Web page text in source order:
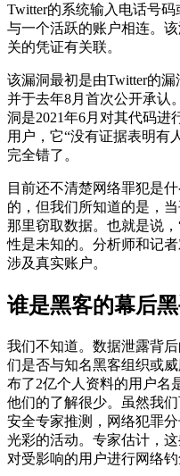
Twitter的系统输入电话号
与一个活跃的账户相连。
关的凭证有关联。
该漏洞最初是由Twitter的漏
并于去年8月首次公开承认
洞是2021年6月对其代码进
用户，它“没有证据表明有
完全错了。
目前还不清楚网络罪犯是
的，但我们所知道的是，
那里窃取数据。也就是说，
性是未知的。分析师和记
涉及真实账户。
谁是黑客的幕后黑
我们不知道。数据泄露背
们是否与知名黑客组织或
布了2亿个人资料的用户名
他们的了解很少。虽然我
安全专家推测，网络犯罪
光彩的活动。专家估计，
对受影响的用户进行网络钓